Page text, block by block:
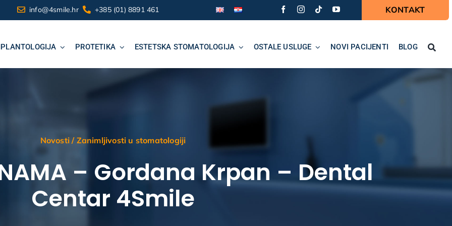
info@4smile.hr +385 (01) 8891 461 KONTAKT
PROTETIKA ESTETSKA STOMATOLOGIJA OSTALE USLUGE NOVI PACIJENTI BLOG
Novosti/ Zanimljivosti u stomatologiji
NAMA – Gordana Krpan – Dental
Centar 4Smile